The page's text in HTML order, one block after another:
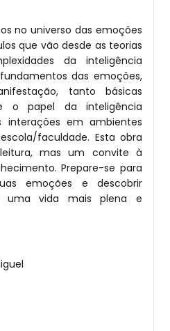
no universo das emoções
que vão desde as teorias
da inteligência
das emoções,
tanto básicas
o papel da inteligência
interações em ambientes
faculdade. Esta obra
mas um convite à
Prepare-se para
emoções e descobrir
uma vida mais plena e